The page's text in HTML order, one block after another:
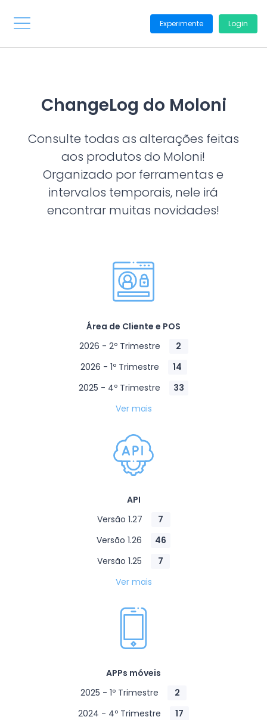
Experimente Login
ChangeLog do Moloni
Consulte todas as alterações feitas
aos produtos do Moloni!
Organizado por ferramentas e
intervalos temporais, nele irá
encontrar muitas novidades!
Área de Cliente e POS
2026 - 2º Trimestre
2
2026 - 1º Trimestre
14
2025 - 4º Trimestre
33
Ver mais
API
Versão 1.27
7
Versão 1.26
46
Versão 1.25
7
Ver mais
APPs móveis
2025 - 1º Trimestre
2
2024 - 4º Trimestre
17